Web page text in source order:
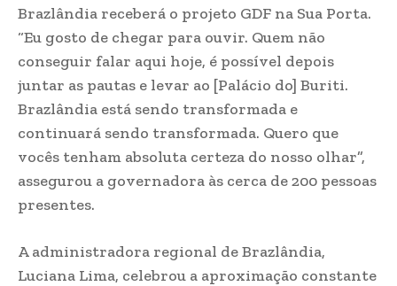
Brazlândia receberá o projeto GDF na Sua Porta.
“Eu gosto de chegar para ouvir. Quem não
conseguir falar aqui hoje, é possível depois
juntar as pautas e levar ao [Palácio do] Buriti.
Brazlândia está sendo transformada e
continuará sendo transformada. Quero que
vocês tenham absoluta certeza do nosso olhar”,
assegurou a governadora às cerca de 200 pessoas
presentes.
A administradora regional de Brazlândia,
Luciana Lima, celebrou a aproximação constante